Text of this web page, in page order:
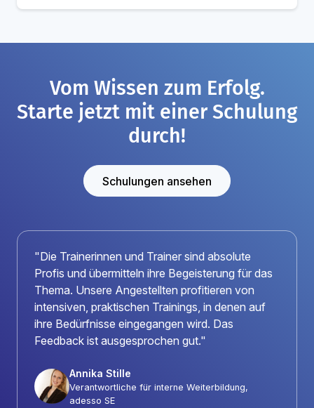
Vom Wissen zum Erfolg.
Starte jetzt mit einer Schulung
durch!
Schulungen ansehen
"Die Trainerinnen und Trainer sind absolute
Profis und übermitteln ihre Begeisterung für das
Thema. Unsere Angestellten profitieren von
intensiven, praktischen Trainings, in denen auf
ihre Bedürfnisse eingegangen wird. Das
Feedback ist ausgesprochen gut."
Annika Stille
Verantwortliche für interne Weiterbildung,
adesso SE